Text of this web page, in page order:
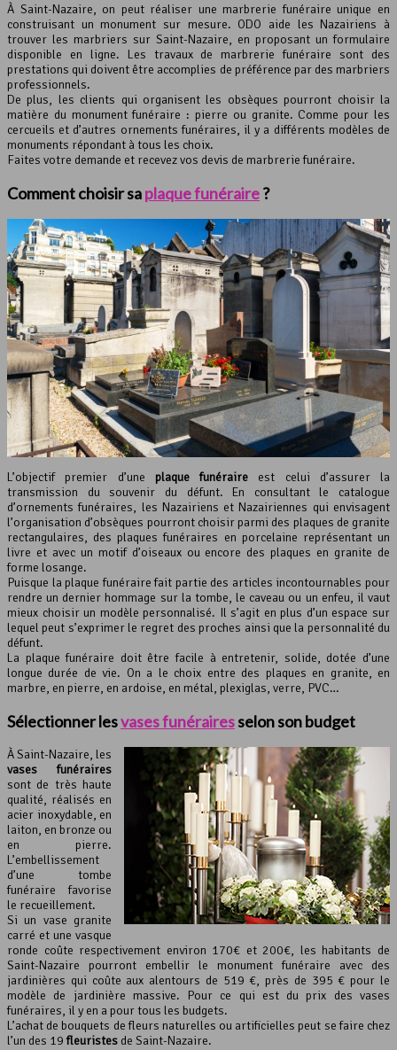
À Saint-Nazaire, on peut réaliser une marbrerie funéraire unique en
construisant un monument sur mesure. ODO aide les Nazairiens à
trouver les marbriers sur Saint-Nazaire, en proposant un formulaire
disponible en ligne. Les travaux de marbrerie funéraire sont des
prestations qui doivent être accomplies de préférence par des marbriers
professionnels.
De plus, les clients qui organisent les obsèques pourront choisir la
matière du monument funéraire : pierre ou granite. Comme pour les
cercueils et d’autres ornements funéraires, il y a différents modèles de
monuments répondant à tous les choix.
Faites votre demande et recevez vos devis de marbrerie funéraire.
Comment choisir saplaque funéraire?
L’objectif premier d’une plaque funéraire est celui d’assurer la
transmission du souvenir du défunt. En consultant le catalogue
d’ornements funéraires, les Nazairiens et Nazairiennes qui envisagent
l’organisation d’obsèques pourront choisir parmi des plaques de granite
rectangulaires, des plaques funéraires en porcelaine représentant un
livre et avec un motif d’oiseaux ou encore des plaques en granite de
forme losange.
Puisque la plaque funéraire fait partie des articles incontournables pour
rendre un dernier hommage sur la tombe, le caveau ou un enfeu, il vaut
mieux choisir un modèle personnalisé. Il s’agit en plus d’un espace sur
lequel peut s’exprimer le regret des proches ainsi que la personnalité du
défunt.
La plaque funéraire doit être facile à entretenir, solide, dotée d’une
longue durée de vie. On a le choix entre des plaques en granite, en
marbre, en pierre, en ardoise, en métal, plexiglas, verre, PVC…
Sélectionner lesvases funérairesselon son budget
À Saint-Nazaire, les
vases funéraires
sont de très haute
qualité, réalisés en
acier inoxydable, en
laiton, en bronze ou
en pierre.
L’embellissement
d’une tombe
funéraire favorise
le recueillement.
Si un vase granite
carré et une vasque
ronde coûte respectivement environ 170€ et 200€, les habitants de
Saint-Nazaire pourront embellir le monument funéraire avec des
jardinières qui coûte aux alentours de 519 €, près de 395 € pour le
modèle de jardinière massive. Pour ce qui est du prix des vases
funéraires, il y en a pour tous les budgets.
L’achat de bouquets de fleurs naturelles ou artificielles peut se faire chez
l’un des 19fleuristes de Saint-Nazaire.